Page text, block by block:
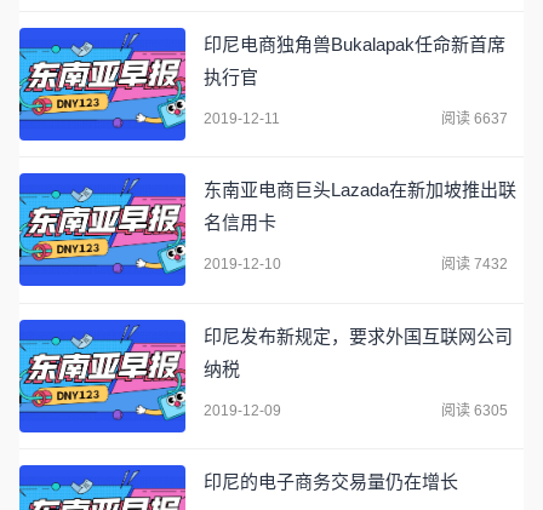
印尼电商独角兽Bukalapak任命新首席
执行官
2019-12-11 阅读 6637
东南亚电商巨头Lazada在新加坡推出联
名信用卡
2019-12-10 阅读 7432
印尼发布新规定，要求外国互联网公司
纳税
2019-12-09 阅读 6305
印尼的电子商务交易量仍在增长